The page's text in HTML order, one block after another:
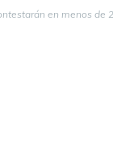
en menos de